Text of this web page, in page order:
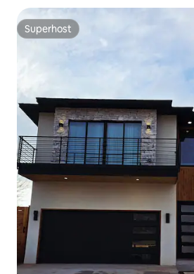
Superhost
Superhost